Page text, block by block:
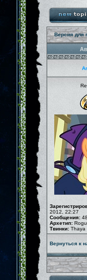
Версия для
2012, 22:27
Сообщения:
Архетип:
Твинки: Thaya
Вернуться к